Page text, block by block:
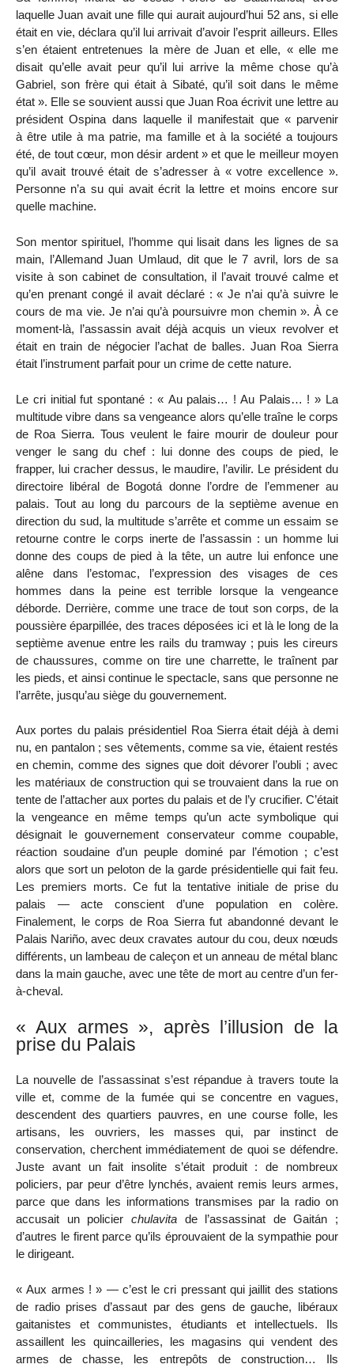
laquelle Juan avait une fille qui aurait aujourd’hui 52 ans, si elle
était en vie, déclara qu’il lui arrivait d’avoir l’esprit ailleurs. Elles
s’en étaient entretenues la mère de Juan et elle, « elle me
disait qu’elle avait peur qu’il lui arrive la même chose qu’à
Gabriel, son frère qui était à Sibaté, qu’il soit dans le même
état ». Elle se souvient aussi que Juan Roa écrivit une lettre au
président Ospina dans laquelle il manifestait que « parvenir
à être utile à ma patrie, ma famille et à la société a toujours
été, de tout cœur, mon désir ardent » et que le meilleur moyen
qu’il avait trouvé était de s’adresser à « votre excellence ».
Personne n’a su qui avait écrit la lettre et moins encore sur
quelle machine.
Son mentor spirituel, l’homme qui lisait dans les lignes de sa
main, l’Allemand Juan Umlaud, dit que le 7 avril, lors de sa
visite à son cabinet de consultation, il l’avait trouvé calme et
qu’en prenant congé il avait déclaré : « Je n’ai qu’à suivre le
cours de ma vie. Je n’ai qu’à poursuivre mon chemin ». À ce
moment-là, l’assassin avait déjà acquis un vieux revolver et
était en train de négocier l’achat de balles. Juan Roa Sierra
était l’instrument parfait pour un crime de cette nature.
Le cri initial fut spontané : « Au palais… ! Au Palais… ! » La
multitude vibre dans sa vengeance alors qu’elle traîne le corps
de Roa Sierra. Tous veulent le faire mourir de douleur pour
venger le sang du chef : lui donne des coups de pied, le
frapper, lui cracher dessus, le maudire, l’avilir. Le président du
directoire libéral de Bogotá donne l’ordre de l’emmener au
palais. Tout au long du parcours de la septième avenue en
direction du sud, la multitude s’arrête et comme un essaim se
retourne contre le corps inerte de l’assassin : un homme lui
donne des coups de pied à la tête, un autre lui enfonce une
alêne dans l’estomac, l’expression des visages de ces
hommes dans la peine est terrible lorsque la vengeance
déborde. Derrière, comme une trace de tout son corps, de la
poussière éparpillée, des traces déposées ici et là le long de la
septième avenue entre les rails du tramway ; puis les cireurs
de chaussures, comme on tire une charrette, le traînent par
les pieds, et ainsi continue le spectacle, sans que personne ne
l’arrête, jusqu’au siège du gouvernement.
Aux portes du palais présidentiel Roa Sierra était déjà à demi
nu, en pantalon ; ses vêtements, comme sa vie, étaient restés
en chemin, comme des signes que doit dévorer l’oubli ; avec
les matériaux de construction qui se trouvaient dans la rue on
tente de l’attacher aux portes du palais et de l’y crucifier. C’était
la vengeance en même temps qu’un acte symbolique qui
désignait le gouvernement conservateur comme coupable,
réaction soudaine d’un peuple dominé par l’émotion ; c’est
alors que sort un peloton de la garde présidentielle qui fait feu.
Les premiers morts. Ce fut la tentative initiale de prise du
palais — acte conscient d’une population en colère.
Finalement, le corps de Roa Sierra fut abandonné devant le
Palais Nariño, avec deux cravates autour du cou, deux nœuds
différents, un lambeau de caleçon et un anneau de métal blanc
dans la main gauche, avec une tête de mort au centre d’un fer-
à-cheval.
« Aux armes », après l’illusion de la
prise du Palais
La nouvelle de l’assassinat s’est répandue à travers toute la
ville et, comme de la fumée qui se concentre en vagues,
descendent des quartiers pauvres, en une course folle, les
artisans, les ouvriers, les masses qui, par instinct de
conservation, cherchent immédiatement de quoi se défendre.
Juste avant un fait insolite s’était produit : de nombreux
policiers, par peur d’être lynchés, avaient remis leurs armes,
parce que dans les informations transmises par la radio on
accusait un policier chulavitade l’assassinat de Gaitán ;
d’autres le firent parce qu’ils éprouvaient de la sympathie pour
le dirigeant.
« Aux armes ! » — c’est le cri pressant qui jaillit des stations
de radio prises d’assaut par des gens de gauche, libéraux
gaitanistes et communistes, étudiants et intellectuels. Ils
assaillent les quincailleries, les magasins qui vendent des
armes de chasse, les entrepôts de construction… Ils